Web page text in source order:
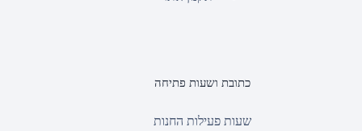
כתובת ושעות פתיחה
שעות פעילות החנות